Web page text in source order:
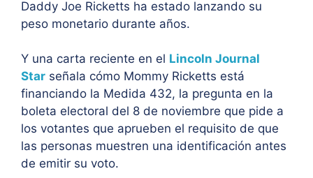
Daddy Joe Ricketts ha estado lanzando su
peso monetario durante años.
Y una carta reciente en el Lincoln Journal
Star señala cómo Mommy Ricketts está
financiando la Medida 432, la pregunta en la
boleta electoral del 8 de noviembre que pide a
los votantes que aprueben el requisito de que
las personas muestren una identificación antes
de emitir su voto.